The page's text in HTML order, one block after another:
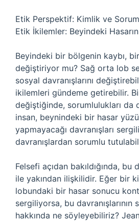
Etik Perspektif: Kimlik ve
Etik İkilemler: Beyindeki
Beyindeki bir bölgenin kaybı,
değiştiriyor mu? Sağ orta lob
sosyal davranışlarını
ikilemleri gündeme getirebilir.
değiştiğinde, sorumlulukları da
insan, beynindeki bir hasar
yapmayacağı davranışları
davranışlardan sorumlu
Felsefi açıdan bakıldığında,
ile yakından ilişkilidir. Eğer bir
lobundaki bir hasar sonucu
sergiliyorsa, bu davranışlarının
hakkında ne söyleyebiliriz?